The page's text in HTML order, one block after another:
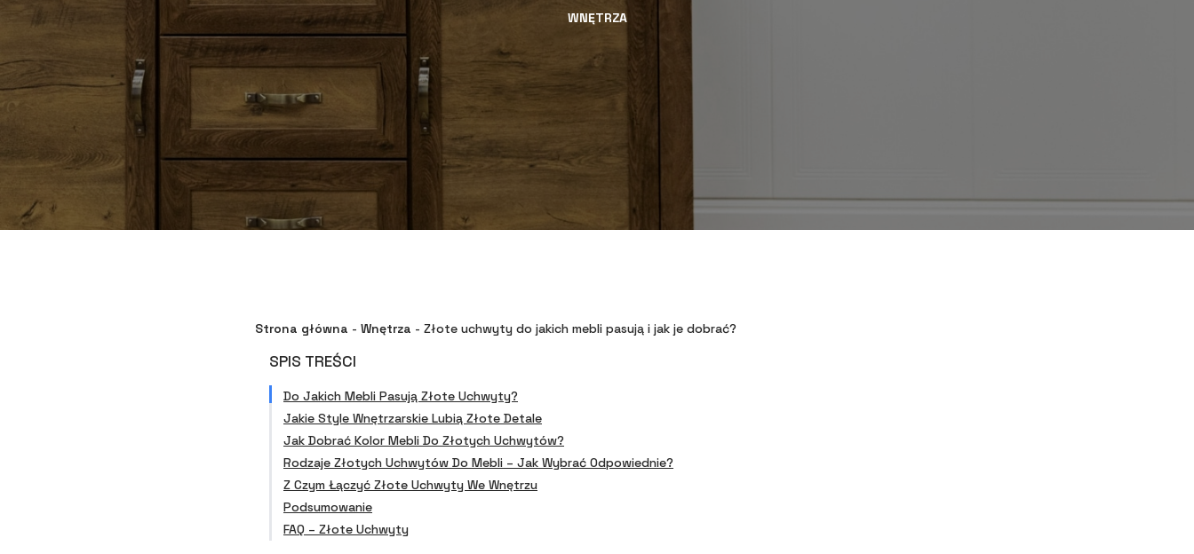
WNĘTRZA
Strona główna - Wnętrza - Złote uchwyty do jakich mebli pasują i jak je dobrać?
SPIS TREŚCI
Do Jakich Mebli Pasują Złote Uchwyty?
Jakie Style Wnętrzarskie Lubią Złote Detale
Jak Dobrać Kolor Mebli Do Złotych Uchwytów?
Rodzaje Złotych Uchwytów Do Mebli – Jak Wybrać Odpowiednie?
Z Czym Łączyć Złote Uchwyty We Wnętrzu
Podsumowanie
FAQ – Złote Uchwyty